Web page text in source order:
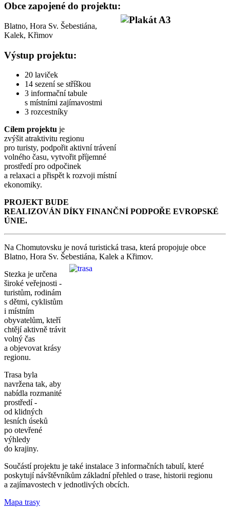
Obce zapojené do projektu:
Blatno, Hora Sv. Šebestiána,
Kalek, Křimov
Výstup projektu:
20 laviček
14 sezení se stříškou
3 informační tabule
s místními zajímavostmi
3 rozcestníky
Cílem projektu je
zvýšit atraktivitu regionu
pro turisty, podpořit aktivní trávení
volného času, vytvořit příjemné
prostředí pro odpočinek
a relaxaci a přispět k rozvoji místní
ekonomiky.
PROJEKT BUDE
REALIZOVÁN DÍKY FINANČNÍ PODPOŘE EVROPSKÉ
ÚNIE.
Na Chomutovsku je nová turistická trasa, která propojuje obce
Blatno, Hora Sv. Šebestiána, Kalek a Křimov.
Stezka je určena
široké veřejnosti -
turistům, rodinám
s dětmi, cyklistům
i místním
obyvatelům, kteří
chtějí aktivně trávit
volný čas
a objevovat krásy
regionu.
Trasa byla
navržena tak, aby
nabídla rozmanité
prostředí -
od klidných
lesních úseků
po otevřené
výhledy
do krajiny.
Součástí projektu je také instalace 3 informačních tabulí, které
poskytují návštěvníkům základní přehled o trase, historii regionu
a zajímavostech v jednotlivých obcích.
Mapa trasy